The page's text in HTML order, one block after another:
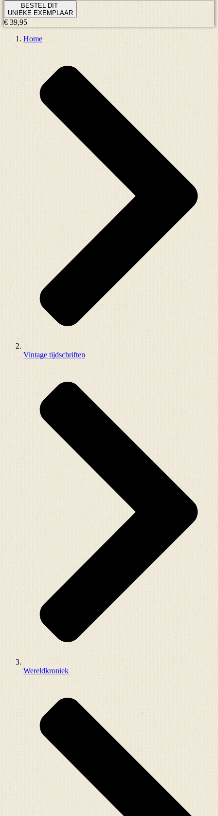
BESTEL DIT
UNIEKE EXEMPLAAR
€ 39,95
Home
Vintage tijdschriften
Wereldkroniek